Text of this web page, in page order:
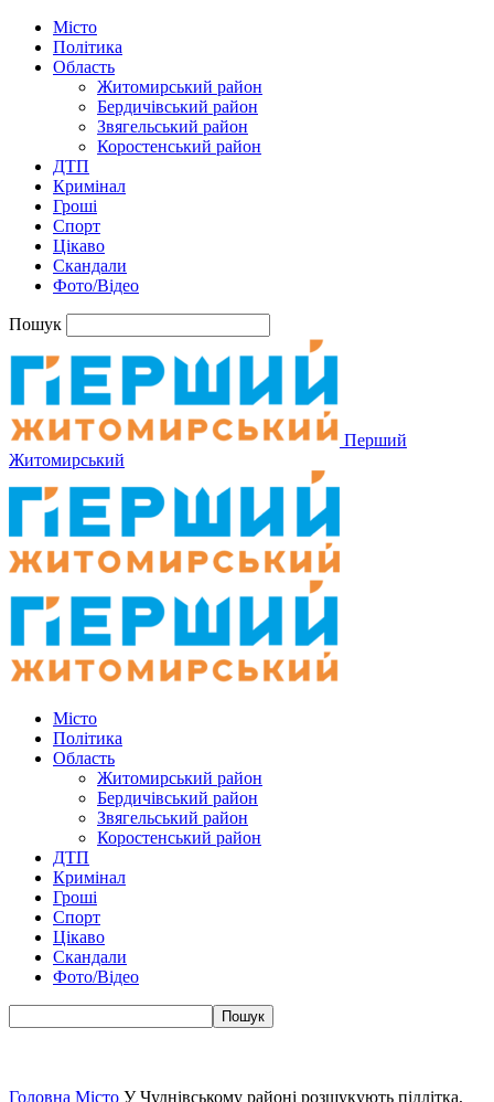
Місто
Політика
Область
Житомирський район
Бердичівський район
Звягельський район
Коростенський район
ДТП
Кримінал
Гроші
Спорт
Цікаво
Скандали
Фото/Відео
Пошук
Перший
Житомирський
Місто
Політика
Область
Житомирський район
Бердичівський район
Звягельський район
Коростенський район
ДТП
Кримінал
Гроші
Спорт
Цікаво
Скандали
Фото/Відео
Головна Місто У Чуднівському районі розшукують підлітка,